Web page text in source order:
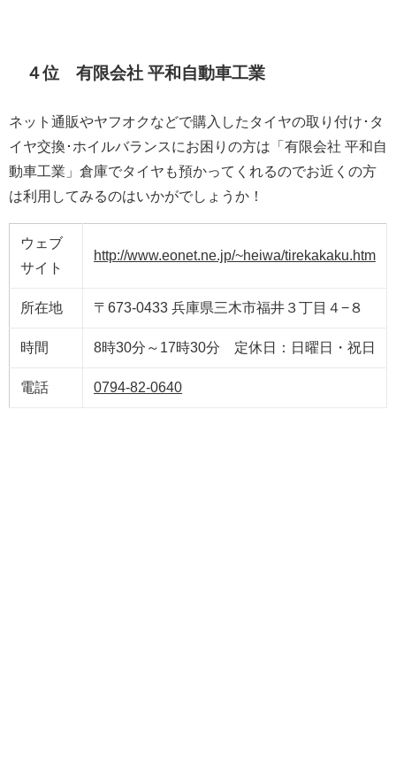
４位 有限会社 平和自動車工業
ネット通販やヤフオクなどで購入したタイヤの取り付け･タ
イヤ交換･ホイルバランスにお困りの方は「有限会社 平和自
動車工業」倉庫でタイヤも預かってくれるのでお近くの方
は利用してみるのはいかがでしょうか！
ウェブ
サイト
http://www.eonet.ne.jp/~heiwa/tirekakaku.htm
所在地 〒673-0433 兵庫県三木市福井３丁目４−８
時間 8時30分～17時30分 定休日：日曜日・祝日
電話 0794-82-0640